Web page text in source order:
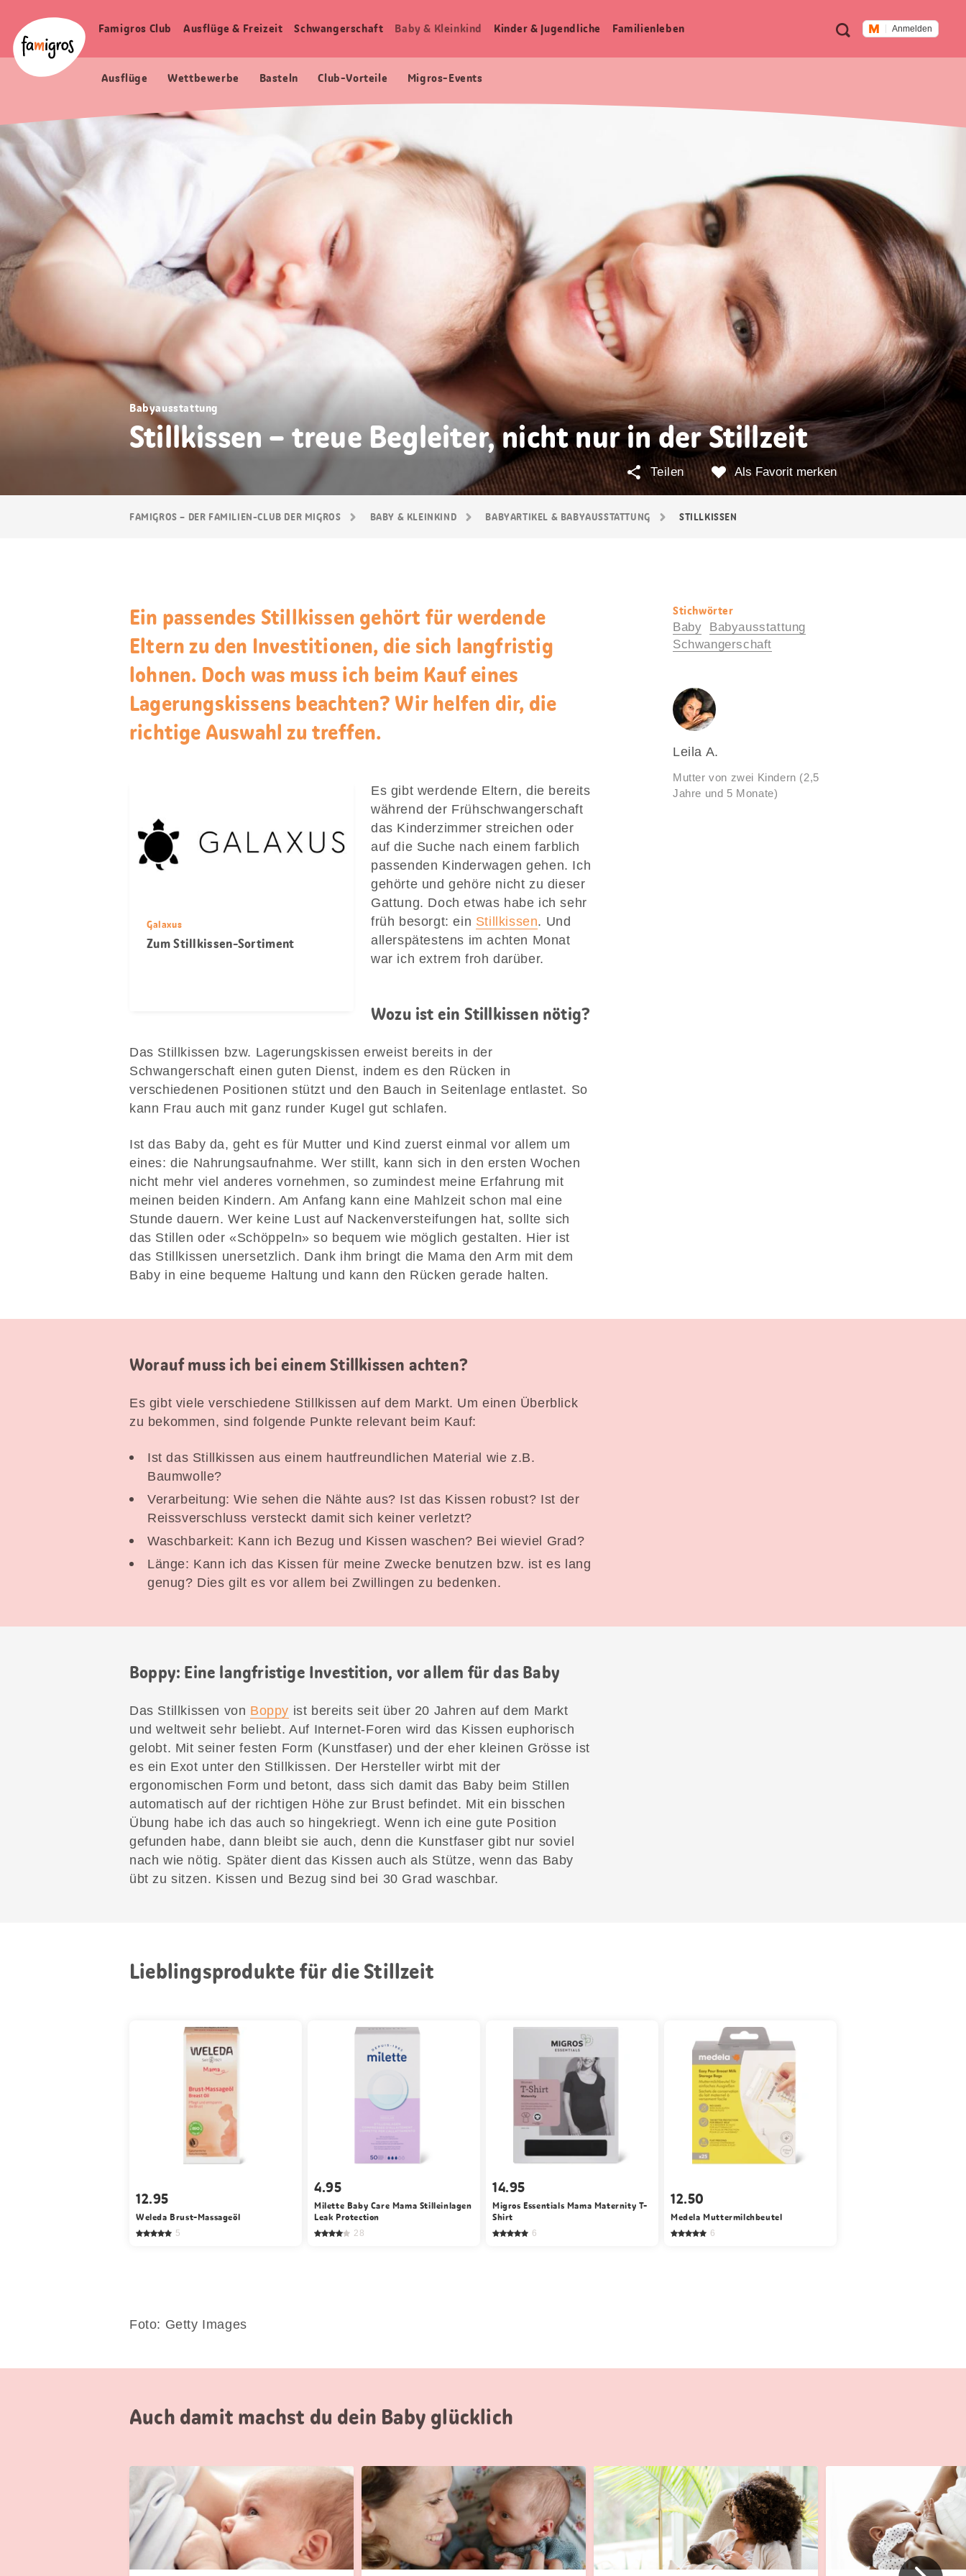
Navigation
Logo
Meta
Navigation
Suche Anmelden
Haupt
Famigros Club Ausflüge & Freizeit Schwangerschaft Baby & Kleinkind Kinder & Jugendliche Familien­leben
Ausflüge Wettbewerbe Basteln Club-Vorteile Migros-Events
FAMIGROS – DER FAMILIEN-CLUB DER MIGROS BABY & KLEINKIND BABYARTIKEL & BABYAUSSTATTUNG STILLKISSEN
Babyausstattung
Stillkissen – treue Begleiter, nicht nur in der Stillzeit
Als Favorit merken
Teilen
Ein passendes Stillkissen gehört für werdende
Eltern zu den Investitionen, die sich langfristig
lohnen. Doch was muss ich beim Kauf eines
Lagerungskissens beachten? Wir helfen dir, die
richtige Auswahl zu treffen.
Galaxus
Zum Stillkissen-Sortiment
Es gibt werdende Eltern, die bereits
während der Frühschwangerschaft
das Kinderzimmer streichen oder
auf die Suche nach einem farblich
passenden Kinderwagen gehen. Ich
gehörte und gehöre nicht zu dieser
Gattung. Doch etwas habe ich sehr
früh besorgt: ein Stillkissen. Und
allerspätestens im achten Monat
war ich extrem froh darüber.
Wozu ist ein Stillkissen nötig?
Das Stillkissen bzw. Lagerungskissen erweist bereits in der
Schwangerschaft einen guten Dienst, indem es den Rücken in
verschiedenen Positionen stützt und den Bauch in Seitenlage entlastet. So
kann Frau auch mit ganz runder Kugel gut schlafen.
Ist das Baby da, geht es für Mutter und Kind zuerst einmal vor allem um
eines: die Nahrungsaufnahme. Wer stillt, kann sich in den ersten Wochen
nicht mehr viel anderes vornehmen, so zumindest meine Erfahrung mit
meinen beiden Kindern. Am Anfang kann eine Mahlzeit schon mal eine
Stunde dauern. Wer keine Lust auf Nackenversteifungen hat, sollte sich
das Stillen oder «Schöppeln» so bequem wie möglich gestalten. Hier ist
das Stillkissen unersetzlich. Dank ihm bringt die Mama den Arm mit dem
Baby in eine bequeme Haltung und kann den Rücken gerade halten.
Nützliche
Informationen
Stichwörter
Baby
Babyausstattung
Schwangerschaft
Leila A.
Mutter von zwei Kindern (2,5
Jahre und 5 Monate)
Worauf muss ich bei einem Stillkissen achten?
Es gibt viele verschiedene Stillkissen auf dem Markt. Um einen Überblick
zu bekommen, sind folgende Punkte relevant beim Kauf:
Ist das Stillkissen aus einem hautfreundlichen Material wie z.B.
Baumwolle?
Verarbeitung: Wie sehen die Nähte aus? Ist das Kissen robust? Ist der
Reissverschluss versteckt damit sich keiner verletzt?
Waschbarkeit: Kann ich Bezug und Kissen waschen? Bei wieviel Grad?
Länge: Kann ich das Kissen für meine Zwecke benutzen bzw. ist es lang
genug? Dies gilt es vor allem bei Zwillingen zu bedenken.
Boppy: Eine langfristige Investition, vor allem für das Baby
Das Stillkissen von Boppy ist bereits seit über 20 Jahren auf dem Markt
und weltweit sehr beliebt. Auf Internet-Foren wird das Kissen euphorisch
gelobt. Mit seiner festen Form (Kunstfaser) und der eher kleinen Grösse ist
es ein Exot unter den Stillkissen. Der Hersteller wirbt mit der
ergonomischen Form und betont, dass sich damit das Baby beim Stillen
automatisch auf der richtigen Höhe zur Brust befindet. Mit ein bisschen
Übung habe ich das auch so hingekriegt. Wenn ich eine gute Position
gefunden habe, dann bleibt sie auch, denn die Kunstfaser gibt nur soviel
nach wie nötig. Später dient das Kissen auch als Stütze, wenn das Baby
übt zu sitzen. Kissen und Bezug sind bei 30 Grad waschbar.
Lieblingsprodukte für die Stillzeit
12.95
Weleda Brust-Massageöl
5
4.95
Milette Baby Care Mama Stilleinlagen
Leak Protection
28
14.95
Migros Essentials Mama Maternity T-
Shirt
6
12.50
Medela Muttermilchbeutel
6
Foto: Getty Images
Auch damit machst du dein Baby glücklich